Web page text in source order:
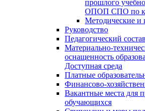
прошлого
ОПОП СПО по
Методические
Руководство
Педагогический состав
Материально-
оснащенность
Доступная среда
Платные
Финансово-
Вакантные места для
обучающихся